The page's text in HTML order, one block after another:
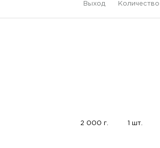
Выход Количество
2 000 г. 1 шт.